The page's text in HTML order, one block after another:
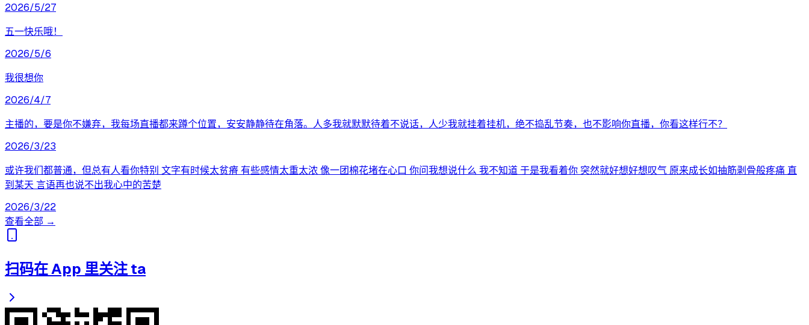
2026/5/27
五一快乐哦！
2026/5/6
我很想你
2026/4/7
主播的，要是你不嫌弃，我每场直播都来蹲个位置，安安静静待在角落。人多我就默默待着不说话，人少我就挂着挂机，绝不捣乱节奏，也不影响你直播，你看这样行不？
2026/3/23
或许我们都普通，但总有人看你特别 文字有时候太贫瘠 有些感情太重太浓 像一团棉花堵在心口 你问我想说什么 我不知道 于是我看着你 突然就好想好想叹气 原来成长如抽筋剥骨般疼痛 直
到某天 言语再也说不出我心中的苦楚
2026/3/22
查看全部 →
扫码在 App 里关注 ta